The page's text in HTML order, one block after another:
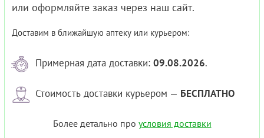
или оформляйте заказ через наш сайт.
Доставим в ближайшую аптеку или курьером:
Примерная дата доставки: 09.08.2026.
Стоимость доставки курьером — БЕСПЛАТНО
Более детально про условия доставки